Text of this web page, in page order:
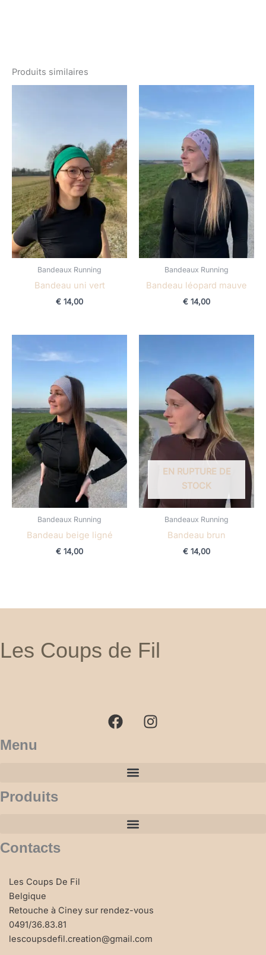
Produits similaires
Bandeaux Running
Bandeau uni vert
€ 14,00
Bandeaux Running
Bandeau léopard mauve
€ 14,00
Bandeaux Running
Bandeau beige ligné
€ 14,00
EN RUPTURE DE
STOCK
Bandeaux Running
Bandeau brun
€ 14,00
Les Coups de Fil
c
e
s
t
Menu
Produits
Contacts
Les Coups De Fil
Belgique
Retouche à Ciney sur rendez-vous
0491/36.83.81
lescoupsdefil.creation@gmail.com